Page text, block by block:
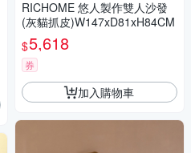
RICHOME 悠人製作雙人沙發
(灰貓抓皮)W147xD81xH84CM
$5,618
券
加入購物車